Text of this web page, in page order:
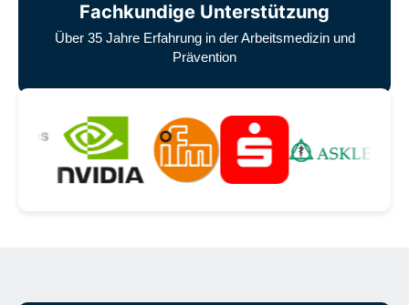
Fachkundige Unterstützung
Über 35 Jahre Erfahrung in der Arbeitsmedizin und
Prävention